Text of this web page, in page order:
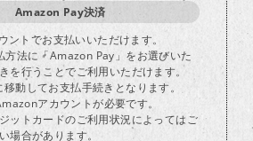
Amazon Pay決済
ントでお支払いいただけます。
方法に「Amazon Pay」をお選びいた
を行うことでご利用いただけます。
動してお支払手続きとなります。
アカウントが必要です。
ットカードのご利用状況によってはご
場合があります。